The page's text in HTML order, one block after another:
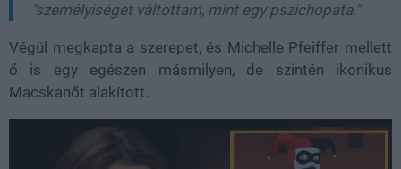
"személyiséget váltottam, mint egy pszichopata."
Végül megkapta a szerepet, és Michelle Pfeiffer mellett
ő is egy egészen másmilyen, de szintén ikonikus
Macskanőt alakított.